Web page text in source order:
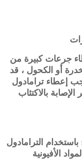
جرعات كبيرة من
أو الكحول ، قد
إعطاء ترامادول
بالاكتئاب
باستخدام الترامادول
الأفيونية